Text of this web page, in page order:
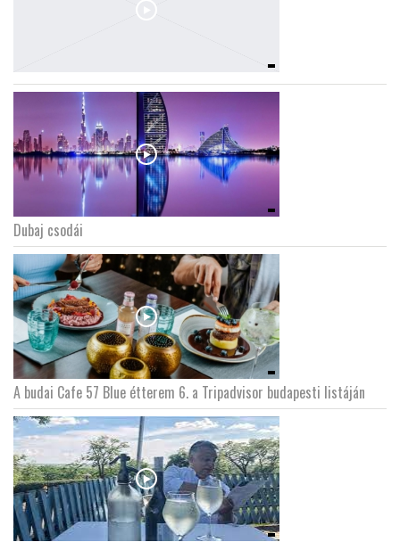
Dubaj csodái
A budai Cafe 57 Blue étterem 6. a Tripadvisor budapesti listáján